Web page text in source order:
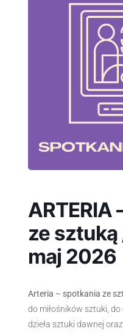
ARTERIA
ze
maj 2026
Arteria – spotkania ze
do miłośników sztuki,
dzieła sztuki dawnej